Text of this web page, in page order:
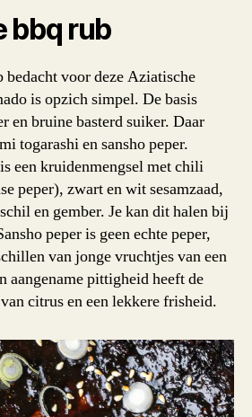
bbq rub
voor deze Aziatische
is opzich simpel. De basis
en bruine basterd suiker. Daar
togarashi en sansho peper.
een kruidenmengsel met chili
peper), zwart en wit sesamzaad,
en gember. Je kan dit halen bij
peper is geen echte peper,
van jonge vruchtjes van een
aangename pittigheid heeft de
citrus en een lekkere frisheid.